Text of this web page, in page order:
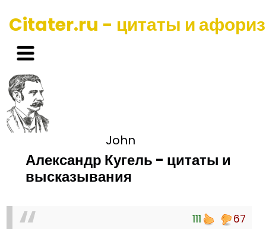
Citater.ru - цитаты и
John
Александр Кугель - цитаты и
высказывания
111 67